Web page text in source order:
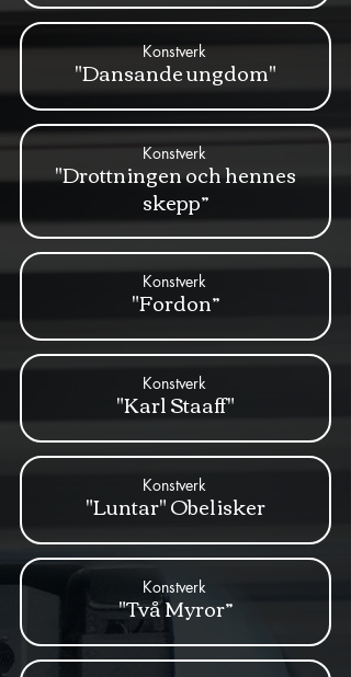
"Dansande ungdom"
Konstverk
"Drottningen och hennes
skepp”
Konstverk
"Fordon”
Konstverk
"Karl Staaff"
Konstverk
"Luntar" Obelisker
Konstverk
"Två Myror”
Konstverk